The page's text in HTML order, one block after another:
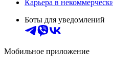
Карьера в
Боты для уведомлений
Мобильное приложение